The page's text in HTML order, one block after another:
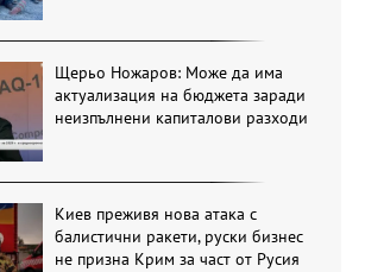
Щерьо Ножаров: Може да има
актуализация на бюджета заради
неизпълнени капиталови разходи
Киев преживя нова атака с
балистични ракети, руски бизнес
не призна Крим за част от Русия